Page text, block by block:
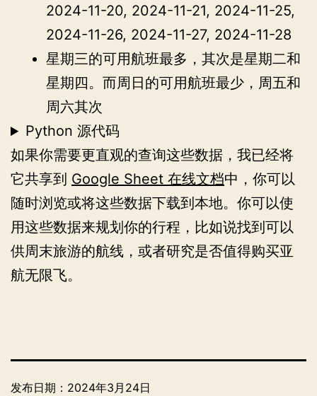
2024-11-20, 2024-11-21, 2024-11-25,
2024-11-26, 2024-11-27, 2024-11-28
星期三的可用航班最多，其次是星期二和
星期四。而周日的可用航班最少，周五和
周六其次
Python 源代码
如果你需要更直观的查询这些数据，我已经将
它共享到 Google Sheet 在线文档中，你可以
随时浏览或将这些数据下载到本地。你可以使
用这些数据来规划你的行程，比如说找到可以
供周末旅游的航线，或者研究是否值得购买亚
航无限飞。
发布日期： 2024年3月24日